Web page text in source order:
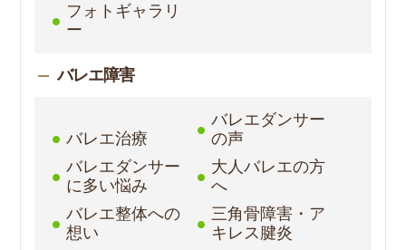
フォトギャラリ
ー
バレエ障害
バレエ治療
バレエダンサー
の声
バレエダンサー
に多い悩み
大人バレエの方
へ
バレエ整体への
想い
三角骨障害・ア
キレス腱炎